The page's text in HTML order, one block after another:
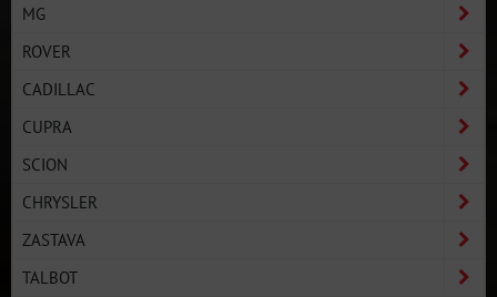
MG
ROVER
CADILLAC
CUPRA
SCION
CHRYSLER
ZASTAVA
TALBOT